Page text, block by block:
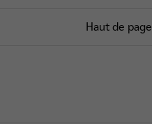
Haut de page